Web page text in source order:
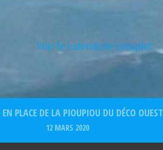
Voir le calendrier complet
PLACE DE LA PIOUPIOU DU DÉCO OUEST
12 MARS 2020